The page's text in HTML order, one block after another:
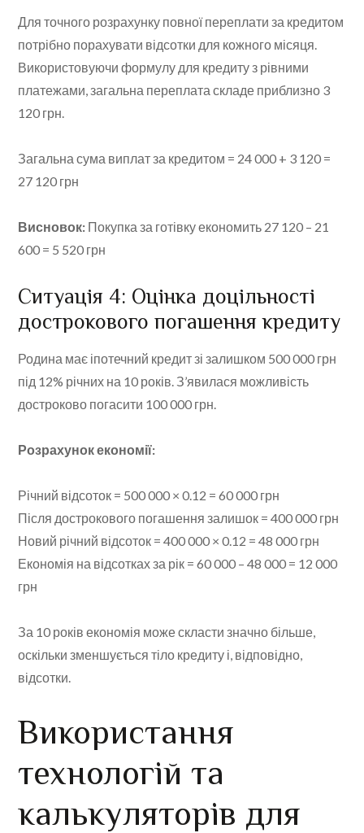
Для точного розрахунку повної переплати за кредитом
потрібно порахувати відсотки для кожного місяця.
Використовуючи формулу для кредиту з рівними
платежами, загальна переплата складе приблизно 3
120 грн.
Загальна сума виплат за кредитом = 24 000 + 3 120 =
27 120 грн
Висновок: Покупка за готівку економить 27 120 – 21
600 = 5 520 грн
Ситуація 4: Оцінка доцільності
дострокового погашення кредиту
Родина має іпотечний кредит зі залишком 500 000 грн
під 12% річних на 10 років. З’явилася можливість
достроково погасити 100 000 грн.
Розрахунок економії:
Річний відсоток = 500 000 × 0.12 = 60 000 грн
Після дострокового погашення залишок = 400 000 грн
Новий річний відсоток = 400 000 × 0.12 = 48 000 грн
Економія на відсотках за рік = 60 000 – 48 000 = 12 000
грн
За 10 років економія може скласти значно більше,
оскільки зменшується тіло кредиту і, відповідно,
відсотки.
Використання
технологій та
калькуляторів для